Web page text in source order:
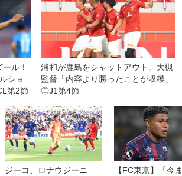
ル！
ショ
第2節
浦和が鹿島をシャットアウト。大槻
監督「内容より勝ったことが収穫」
◎J1第4節
ジーコ、ロナウジーニ
【FC東京】「今